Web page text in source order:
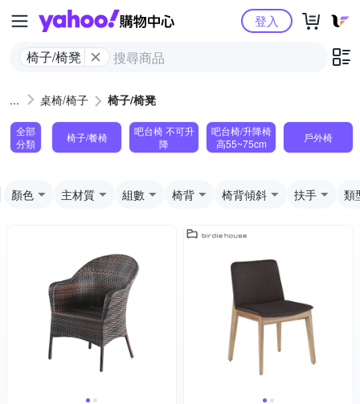
Yahoo購物中心
椅子/椅凳
登入
桌椅/椅子 椅子/椅凳
全部
分類
椅子/餐椅
吧台椅 不可升
降
吧台椅/升降椅
高55~75cm
戶外椅
顏色 主材質 組數 椅背 椅背傾斜 扶手 類